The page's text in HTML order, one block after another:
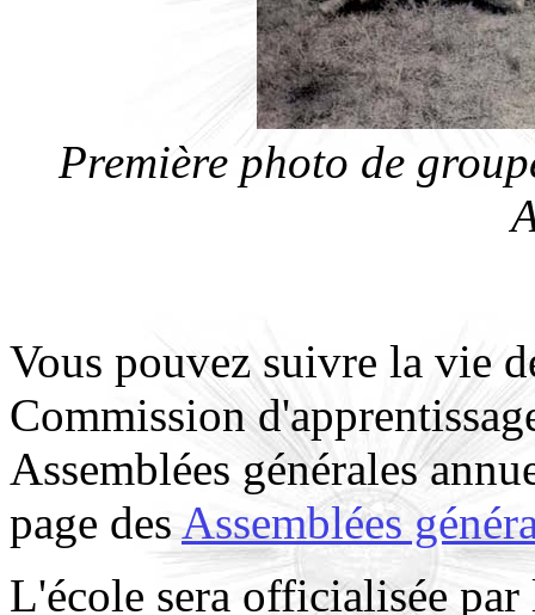
Première photo de
Vous pouvez suivre la vie
Commission
Assemblées générales
page des Assemblées
L'école sera officialisée